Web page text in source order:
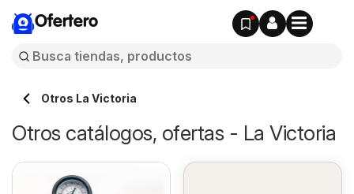
Ofertero
Otros La Victoria
Otros catálogos, ofertas - La Victoria